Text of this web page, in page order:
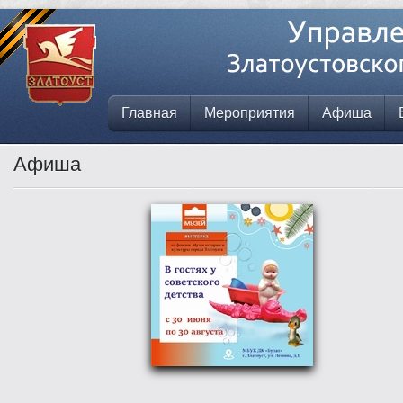
Главная Мероприятия Афиша
Афиша